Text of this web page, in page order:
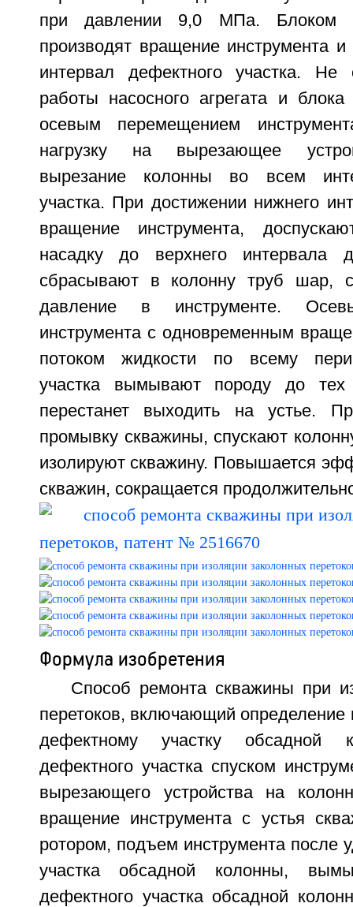
при давлении 9,0 МПа. Блоком
производят вращение инструмента
интервал дефектного участка. Не
работы насосного агрегата и
осевым перемещением
нагрузку на вырезающее
вырезание колонны во всем
участка. При достижении нижнего
вращение инструмента,
насадку до верхнего интервала
сбрасывают в колонну труб шар,
давление в инструменте.
инструмента с одновременным
потоком жидкости по всему
участка вымывают породу до
перестанет выходить на устье.
промывку скважины, спускают
изолируют скважину. Повышается
скважин, сокращается
Формула изобретения
Способ ремонта скважины при
перетоков, включающий
дефектному участку обсадной
дефектного участка спуском
вырезающего устройства на
вращение инструмента с устья
ротором, подъем инструмента после
участка обсадной колонны,
дефектного участка обсадной